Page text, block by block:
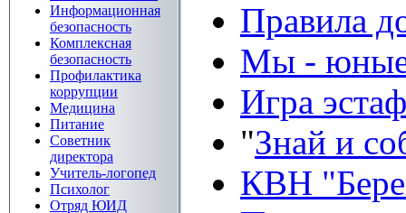
Информационная
безопасность
Комплексная
безопасность
Профилактика
коррупции
Медицина
Питание
Советник
директора
Учитель-логопед
Психолог
Отряд ЮИД
Правила
Мы - юные
Игра
"Знай и
КВН